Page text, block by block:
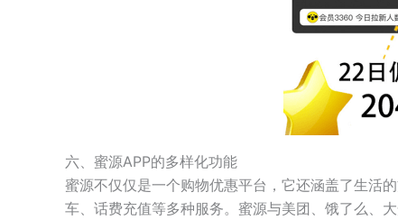
六、蜜源APP的多样化功能
蜜源不仅仅是一个购物优惠平台，它还涵盖了生活
车、话费充值等多种服务。蜜源与美团、饿了么、